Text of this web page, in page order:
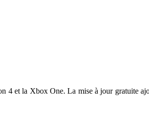
4 et la Xbox One. La mise à jour gratuite